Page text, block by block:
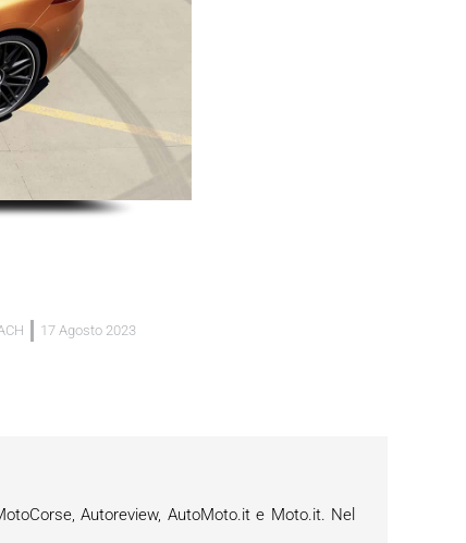
17 Agosto 2023
Autoreview, AutoMoto.it e Moto.it. Nel